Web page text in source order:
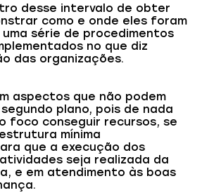
desse intervalo de obter
como e onde eles foram
série de procedimentos
no que diz
das organizações.
aspectos que não podem
plano, pois de nada
foco conseguir recursos, se
mínima
que a execução dos
seja realizada da
e em atendimento às boas